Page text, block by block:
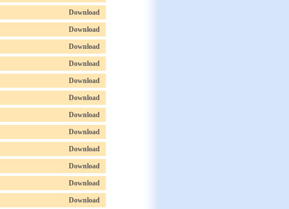
Download
Download
Download
Download
Download
Download
Download
Download
Download
Download
Download
Download